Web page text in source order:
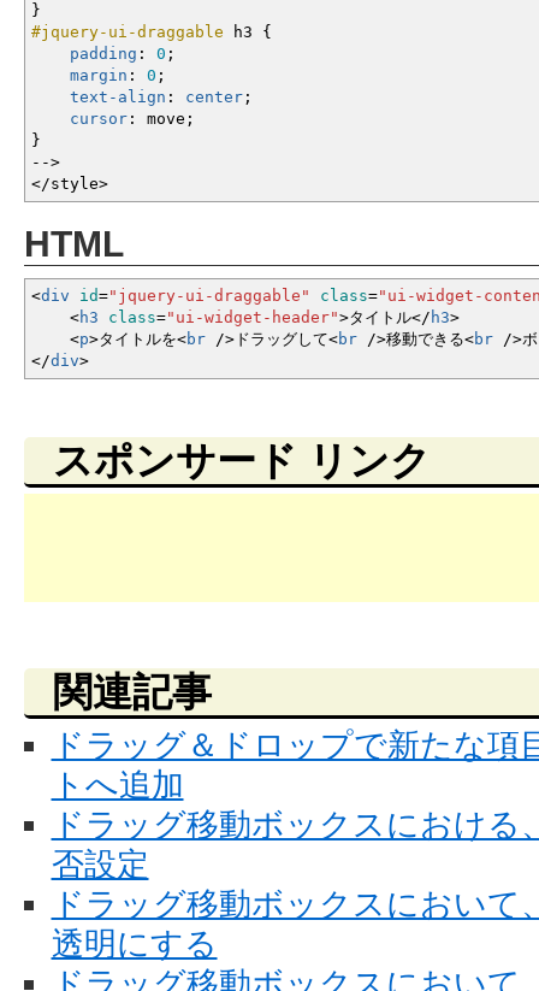
}
#jquery-ui-draggable h3 {
padding : 0 ;
margin : 0 ;
text-align : center ;
cursor : move ;
}
-->
</style>
HTML
<div id="jquery-ui-draggable" class="ui-widget-
<h3 class="ui-widget-header">タイトル</ h3>
<p>タイトルを<br /> ドラッグして<br />移動できる<br />
</div>
スポンサード リンク
関連記事
ドラッグ＆ドロップで新たな
トへ追加
ドラッグ移動ボックスにおける
否設定
ドラッグ移動ボックスにおいて
透明にする
ドラッグ移動ボックスにおいて